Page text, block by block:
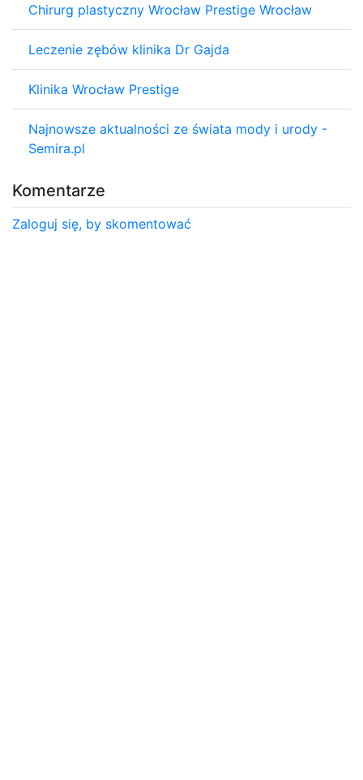
Chirurg plastyczny Wrocław Prestige Wrocław
Leczenie zębów klinika Dr Gajda
Klinika Wrocław Prestige
Najnowsze aktualności ze świata mody i urody -
Semira.pl
Komentarze
Zaloguj się, by skomentować